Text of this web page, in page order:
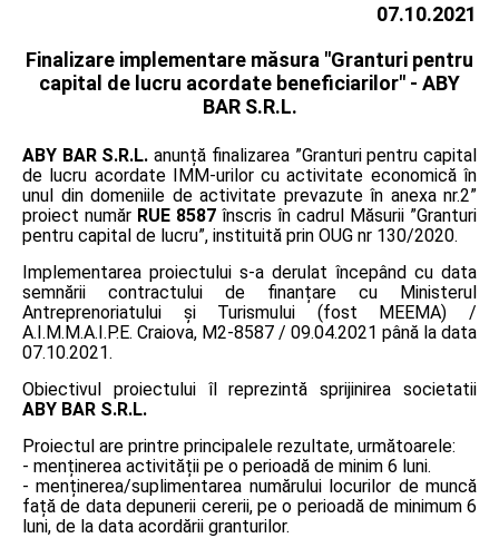
07.10.2021
Finalizare implementare măsura "Granturi pentru
capital de lucru acordate beneficiarilor" - ABY
BAR S.R.L.
ABY BAR S.R.L. anunță finalizarea ”Granturi pentru capital
de lucru acordate IMM-urilor cu activitate economică în
unul din domeniile de activitate prevazute în anexa nr.2”
proiect număr RUE 8587 înscris în cadrul Măsurii ”Granturi
pentru capital de lucru”, instituită prin OUG nr 130/2020.
Implementarea proiectului s-a derulat începând cu data
semnării contractului de finanțare cu Ministerul
Antreprenoriatului și Turismului (fost MEEMA) /
A.I.M.M.A.I.P.E. Craiova, M2-8587 / 09.04.2021 până la data
07.10.2021.
Obiectivul proiectului îl reprezintă sprijinirea societatii
ABY BAR S.R.L.
Proiectul are printre principalele rezultate, următoarele:
- menținerea activității pe o perioadă de minim 6 luni.
- menținerea/suplimentarea numărului locurilor de muncă
față de data depunerii cererii, pe o perioadă de minimum 6
luni, de la data acordării granturilor.